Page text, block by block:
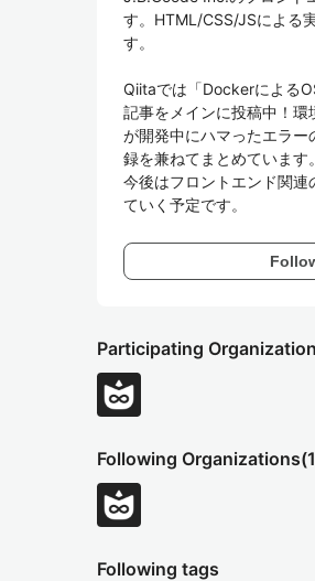
す。HTML/CSS/JSによる
す。
Qiitaでは「Dockerによる
記事をメインに投稿中！環
が開発中にハマったエラー
録を兼ねてまとめています。
今後はフロントエンド関連
ていく予定です。
Participating
Following Organizations
Following tags